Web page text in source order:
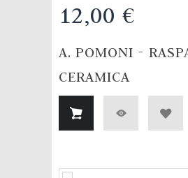
12,00 €
A. POMONI -
CERAMICA